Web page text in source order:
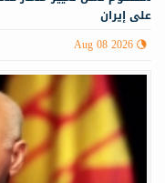
على إيران
Aug 08 2026